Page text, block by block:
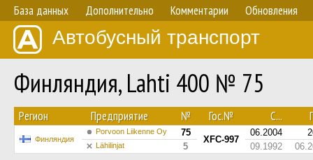
База данных Дополнительно Комментарии Обновления
Автобусный транспорт
Финляндия, Lahti 400 № 75
Регион Предприятие № Гос.№ С...
Финляндия
Porvoon Liikenne Oy 75
XFC-997
06.2004
Lähilinjat 5 09.1992